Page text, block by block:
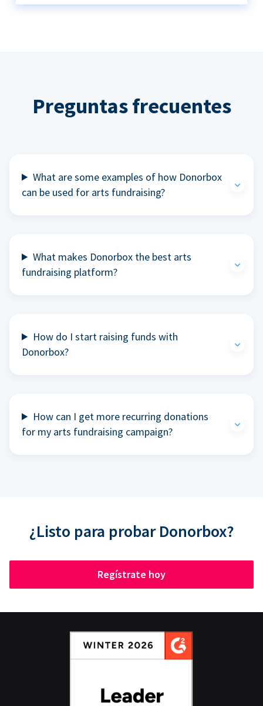
Preguntas frecuentes
What are some examples of how Donorbox
can be used for arts fundraising?
What makes Donorbox the best arts
fundraising platform?
How do I start raising funds with
Donorbox?
How can I get more recurring donations
for my arts fundraising campaign?
¿Listo para probar Donorbox?
Regístrate hoy